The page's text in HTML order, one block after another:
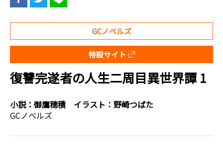
GCノベルズ
特設サイト
復讐完遂者の人生二周目異世界譚 1
小説： 御鷹穂積 イラスト： 野崎つばた
GCノベルズ